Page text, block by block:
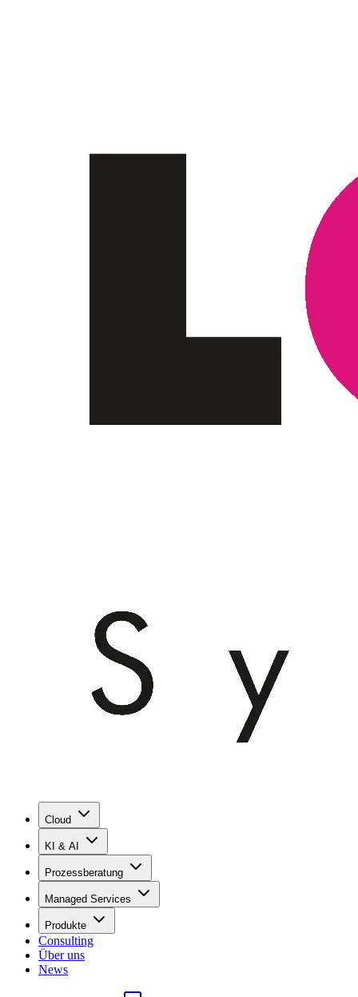
Cloud
KI & AI
Prozessberatung
Managed Services
Produkte
Consulting
Über uns
News